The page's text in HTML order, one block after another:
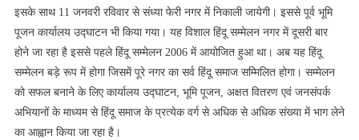
इसके साथ 11 जनवरी रविवार से संध्या फेरी नगर में निकाली जायेगी। इससे पूर्व भूमि
पूजन कार्यालय उद्घाटन भी किया गया। यह विशाल हिंदू सम्मेलन नगर में दूसरी बार
होने जा रहा है इससे पहले हिंदू सम्मेलन 2006 में आयोजित हुआ था। अब यह हिंदू
सम्मेलन बड़े रूप में होगा जिसमें पूरे नगर का सर्व हिंदू समाज सम्मिलित होगा। सम्मेलन
को सफल बनाने के लिए कार्यालय उद्घाटन, भूमि पूजन, अक्षत वितरण एवं जनसंपर्क
अभियानों के माध्यम से हिंदू समाज के प्रत्येक वर्ग से अधिक से अधिक संख्या में भाग लेने
का आह्वान किया जा रहा है।